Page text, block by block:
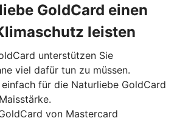
GoldCard einen
leisten
unterstützen Sie
viel dafür tun zu müssen.
für die Naturliebe GoldCard
von Mastercard